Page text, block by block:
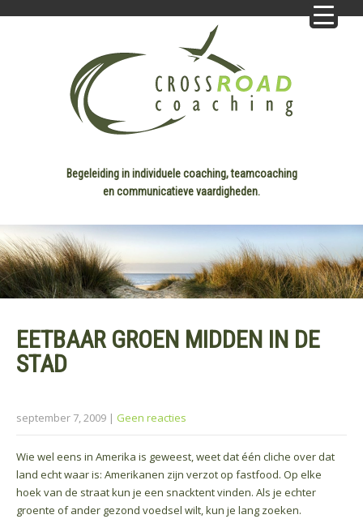
Begeleiding in individuele coaching, teamcoaching
en communicatieve vaardigheden.
EETBAAR GROEN MIDDEN IN DE
STAD
september 7, 2009 | Geen reacties
Wie wel eens in Amerika is geweest, weet dat één cliche over dat
land echt waar is: Amerikanen zijn verzot op fastfood. Op elke
hoek van de straat kun je een snacktent vinden. Als je echter
groente of ander gezond voedsel wilt, kun je lang zoeken.